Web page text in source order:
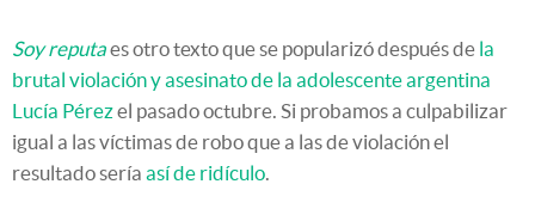
Soy reputaes otro texto que se popularizó después de la
brutal violación y asesinato de la adolescente argentina
Lucía Pérezel pasado octubre. Si probamos a culpabilizar
igual a las víctimas de robo que a las de violación el
resultado sería así de ridículo